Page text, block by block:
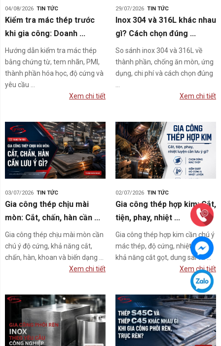
04/08/2026 TIN TỨC
Kiểm tra mác thép trước
khi gia công: Doanh ...
Hướng dẫn kiểm tra mác thép
bằng chứng từ, tem nhãn, PMI,
thành phần hóa học, độ cứng và
yêu cầu ...
Xem chi tiết
29/07/2026 TIN TỨC
Inox 304 và 316L khác nhau
gì? Cách chọn đúng ...
So sánh inox 304 và 316L về
thành phần, chống ăn mòn, ứng
dụng, chi phí và cách chọn đúng
Xem chi tiết
03/07/2026 TIN TỨC
Gia công thép chịu mài
mòn: Cắt, chấn, hàn cần ...
Gia công thép chịu mài mòn cần
chú ý độ cứng, khả năng cắt,
chấn, hàn, khoan và biến dạng ...
Xem chi tiết
02/07/2026 TIN TỨC
Gia công thép hợp kim: Cắt,
tiện, phay, nhiệt ...
Gia công thép hợp kim cần chú ý
mác thép, độ cứng, nhiệt luyện,
khả năng cắt gọt, dung sai và ...
Xem chi tiết